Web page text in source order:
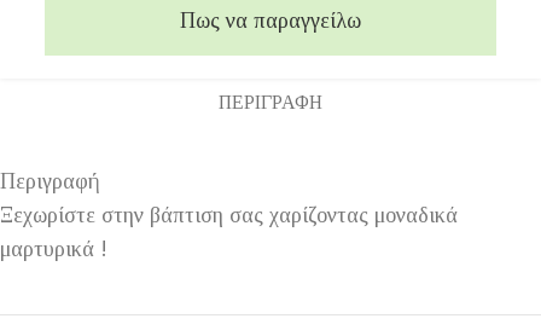
Πως να παραγγείλω
ΠΕΡΙΓΡΑΦΉ
Περιγραφή
Ξεχωρίστε στην βάπτιση σας χαρίζοντας μοναδικά
μαρτυρικά !